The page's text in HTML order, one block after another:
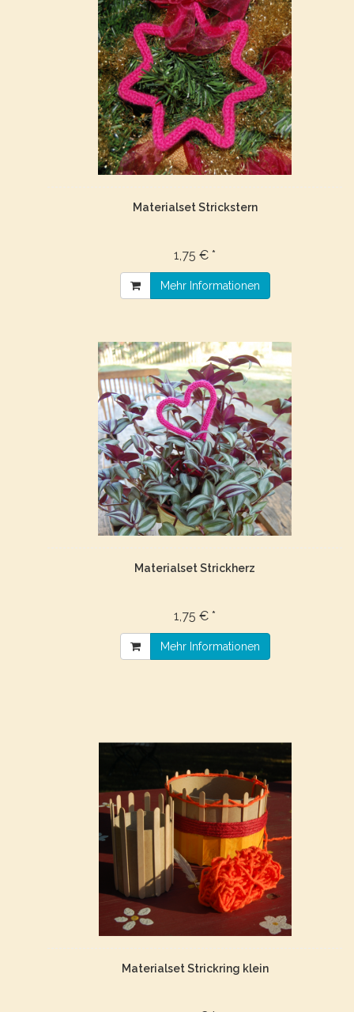
Materialset Strickstern
1,75 € *
Mehr Informationen
Materialset Strickherz
1,75 € *
Mehr Informationen
Materialset Strickring klein